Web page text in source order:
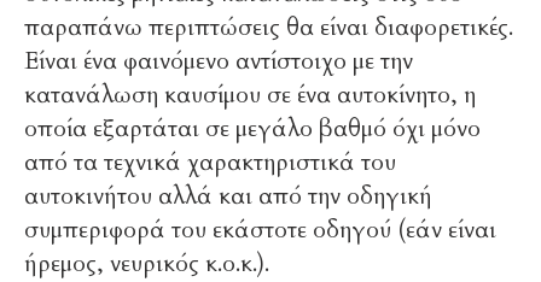
παραπάνω περιπτώσεις θα είναι διαφορετικές.
Είναι ένα φαινόμενο αντίστοιχο με την
κατανάλωση καυσίμου σε ένα αυτοκίνητο, η
οποία εξαρτάται σε μεγάλο βαθμό όχι μόνο
από τα τεχνικά χαρακτηριστικά του
αυτοκινήτου αλλά και από την οδηγική
συμπεριφορά του εκάστοτε οδηγού (εάν είναι
ήρεμος, νευρικός κ.ο.κ.).